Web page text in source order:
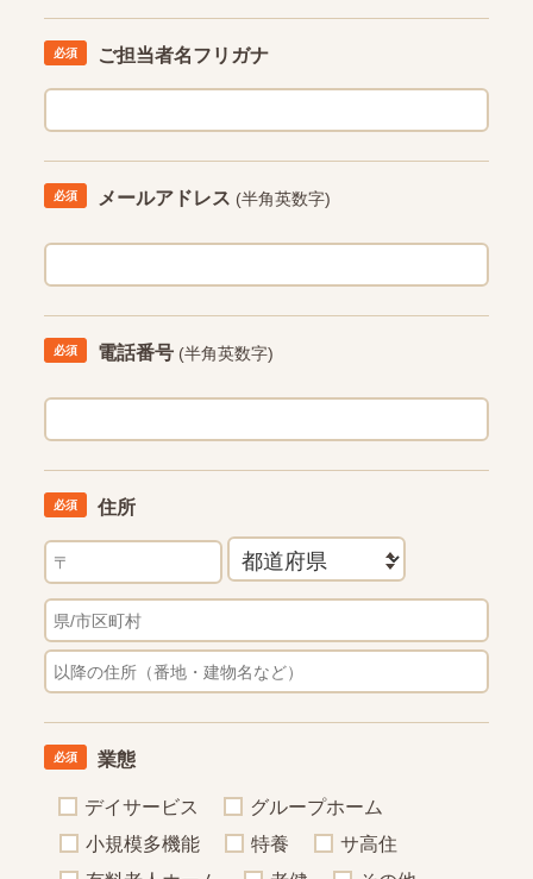
ご担当者名フリガナ
メールアドレス (半角英数字)
電話番号 (半角英数字)
住所
業態
デイサービス
グループホーム
小規模多機能
特養
サ高住